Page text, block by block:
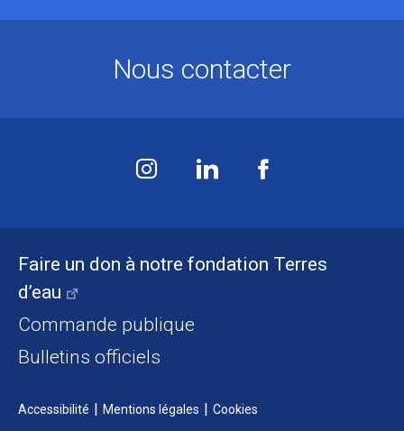
Faire un don à notre fondation Terres
d’eau
Commande publique
Bulletins officiels
Accessibilité Mentions légales Cookies
Nous contacter